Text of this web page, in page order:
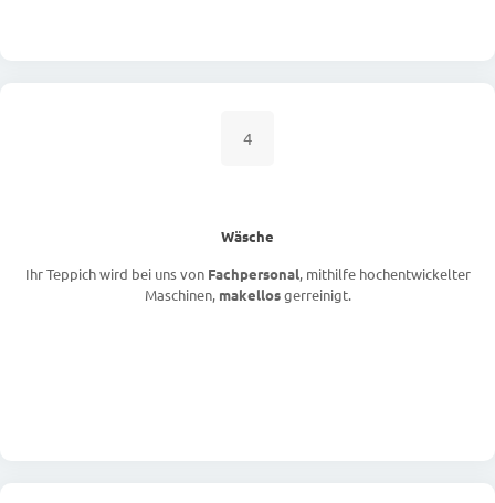
4
Wäsche
Ihr Teppich wird bei uns von Fachpersonal, mithilfe hochentwickelter
Maschinen, makellosgerreinigt.